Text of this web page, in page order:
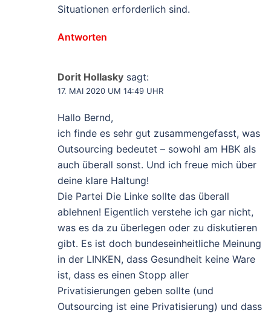
Situationen erforderlich sind.
Antworten
Dorit Hollasky sagt:
17. MAI 2020 UM 14:49 UHR
Hallo Bernd,
ich finde es sehr gut zusammengefasst, was
Outsourcing bedeutet – sowohl am HBK als
auch überall sonst. Und ich freue mich über
deine klare Haltung!
Die Partei Die Linke sollte das überall
ablehnen! Eigentlich verstehe ich gar nicht,
was es da zu überlegen oder zu diskutieren
gibt. Es ist doch bundeseinheitliche Meinung
in der LINKEN, dass Gesundheit keine Ware
ist, dass es einen Stopp aller
Privatisierungen geben sollte (und
Outsourcing ist eine Privatisierung) und dass